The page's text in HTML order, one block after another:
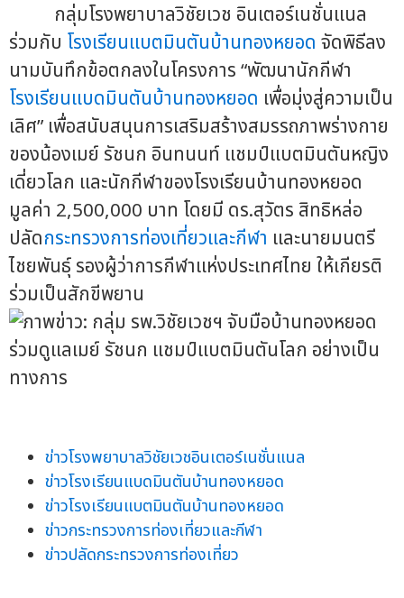
กลุ่มโรงพยาบาลวิชัยเวช อินเตอร์เนชั่นแนล
ร่วมกับ โรงเรียนแบตมินตันบ้านทองหยอด จัดพิธีลง
นามบันทึกข้อตกลงในโครงการ “พัฒนานักกีฬา
โรงเรียนแบดมินตันบ้านทองหยอด เพื่อมุ่งสู่ความเป็น
เลิศ” เพื่อสนับสนุนการเสริมสร้างสมรรถภาพร่างกาย
ของน้องเมย์ รัชนก อินทนนท์ แชมป์แบตมินตันหญิง
เดี่ยวโลก และนักกีฬาของโรงเรียนบ้านทองหยอด
มูลค่า 2,500,000 บาท โดยมี ดร.สุวัตร สิทธิหล่อ
ปลัดกระทรวงการท่องเที่ยวและกีฬา และนายมนตรี
ไชยพันธุ์ รองผู้ว่าการกีฬาแห่งประเทศไทย ให้เกียรติ
ร่วมเป็นสักขีพยาน
ข่าวโรงพยาบาลวิชัยเวชอินเตอร์เนชั่นแนล
ข่าวโรงเรียนแบดมินตันบ้านทองหยอด
ข่าวโรงเรียนแบตมินตันบ้านทองหยอด
ข่าวกระทรวงการท่องเที่ยวและกีฬา
ข่าวปลัดกระทรวงการท่องเที่ยว